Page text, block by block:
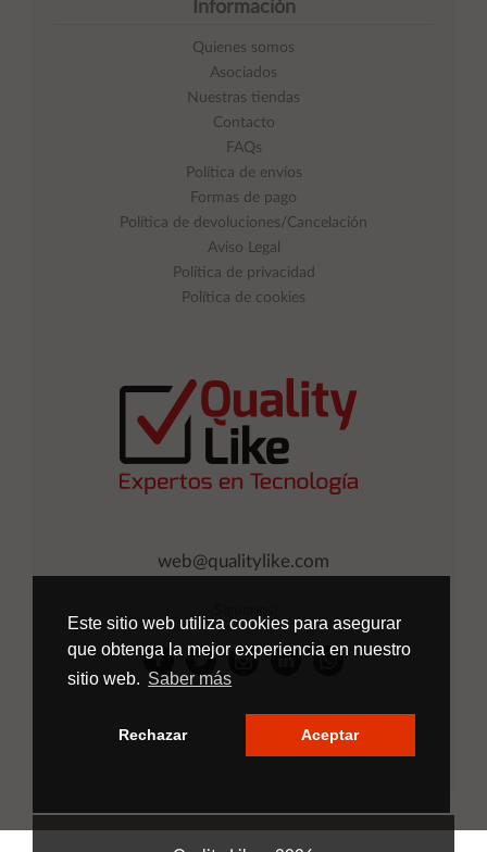
Este sitio web utiliza cookies para asegurar
que obtenga la mejor experiencia en nuestro
sitio web. Saber más
Rechazar Aceptar
web@qualitylike.com
Información
Quienes somos
Asociados
Nuestras tiendas
Contacto
FAQs
Política de envíos
Formas de pago
Política de devoluciones/Cancelación
Aviso Legal
Política de privacidad
Política de cookies